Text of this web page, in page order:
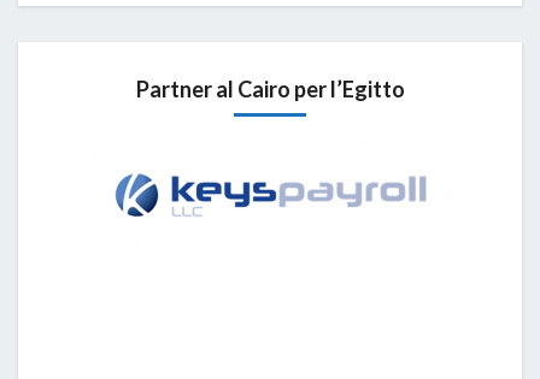
Partner al Cairo per l’Egitto